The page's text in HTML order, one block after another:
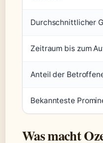
Durchschnittlicher
Zeitraum bis zum
Anteil der
Bekannteste
Was macht